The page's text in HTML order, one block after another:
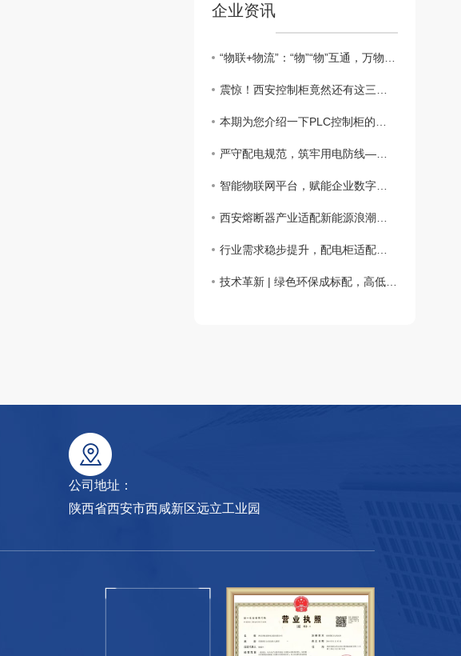
企业资讯
“物联+物流”：“物”“物”互通，万物智联
震惊！西安控制柜竟然还有这三种扩展功能！
本期为您介绍一下PLC控制柜的接线工艺步骤
严守配电规范，筑牢用电防线——配电箱 管理与运维知识科普
智能物联网平台，赋能企业数字化转型升级
西安熔断器产业适配新能源浪潮，定制化电路保护赋能多元场景
行业需求稳步提升，配电柜适配多元电力场景
技术革新 | 绿色环保成标配，高低压配电行业迈入高质量发展新阶段
公司地址：
陕西省西安市西咸新区远立工业园